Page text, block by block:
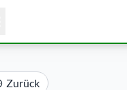
Zurück